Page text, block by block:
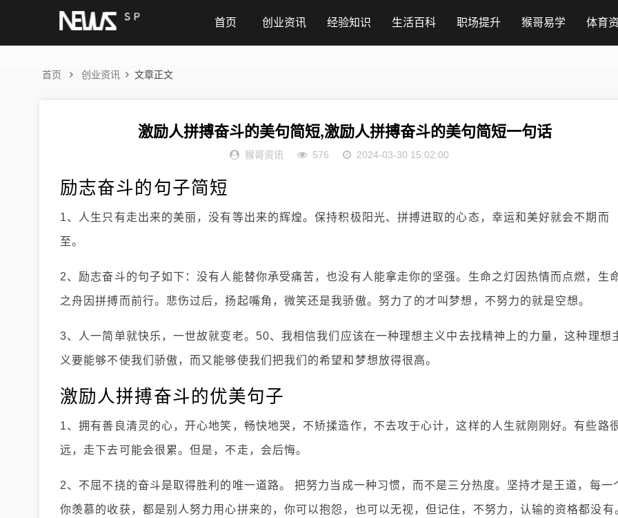
首页 创业资讯 经验知识 生活百科 职场提升 猴哥易学 体育
首页 创业资讯 文章正文
激励人拼搏奋斗的美句简短,激励人拼搏奋斗的美句简短一句话
猴哥资讯 576 2024-03-30 15:02:00
励志奋斗的句子简短
1、人生只有走出来的美丽，没有等出来的辉煌。保持积极阳光、拼搏进取的心态，幸运和美好就会不期而
至。
2、励志奋斗的句子如下：没有人能替你承受痛苦，也没有人能拿走你的坚强。生命之灯因热情而点燃，生
之舟因拼搏而前行。悲伤过后，扬起嘴角，微笑还是我骄傲。努力了的才叫梦想，不努力的就是空想。
3、人一简单就快乐，一世故就变老。50、我相信我们应该在一种理想主义中去找精神上的力量，这种理想
义要能够不使我们骄傲，而又能够使我们把我们的希望和梦想放得很高。
激励人拼搏奋斗的优美句子
1、拥有善良清灵的心，开心地笑，畅快地哭，不矫揉造作，不去攻于心计，这样的人生就刚刚好。有些路
远，走下去可能会很累。但是，不走，会后悔。
2、不屈不挠的奋斗是取得胜利的唯一道路。 把努力当成一种习惯，而不是三分热度。坚持才是王道，每一
你羡慕的收获，都是别人努力用心拼来的，你可以抱怨，也可以无视，但记住，不努力，认输的资格都没有